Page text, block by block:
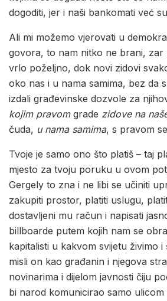
dogoditi, jer i naši bankomati već
Ali mi možemo vjerovati u
govora, to nam nitko ne brani, zar
vrlo poželjno, dok novi zidovi
oko nas i u nama samima, bez da
izdali građevinske dozvole za
kojim pravomgrade zidove na
čuda, u nama samima, s pravom
Tvoje je samo ono što platiš – taj
mjesto za tvoju poruku u ovom
Gergely to zna i ne libi se učiniti
zakupiti prostor, platiti uslugu,
dostavljeni mu račun i napisati
billboarde putem kojih nam se
kapitalisti u kakvom svijetu živimo
misli on kao građanin i njegova
novinarima i dijelom javnosti čiju
bi narod komunicirao samo ulicom